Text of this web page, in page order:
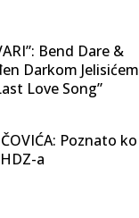
Bend Dare &
Darkom Jelisićem
Love Song”
Poznato ko
a